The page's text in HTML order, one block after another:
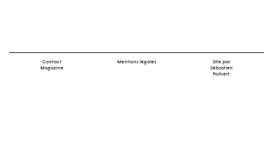
Contact
Magazine
Mentions légales
Site par
Sébastien
Poilvert